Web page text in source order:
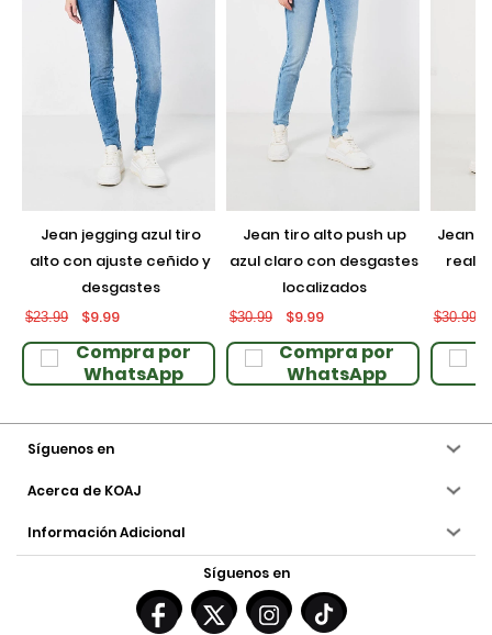
jean jegging azul tiro
alto con ajuste ceñido y
desgastes
$23.99 $9.99
Compra por
WhatsApp
jean tiro alto push up
azul claro con desgastes
localizados
$30.99 $9.99
Compra por
WhatsApp
jean push up negro con
$30.99
Síguenos en
Acerca de KOAJ
Información Adicional
Síguenos en